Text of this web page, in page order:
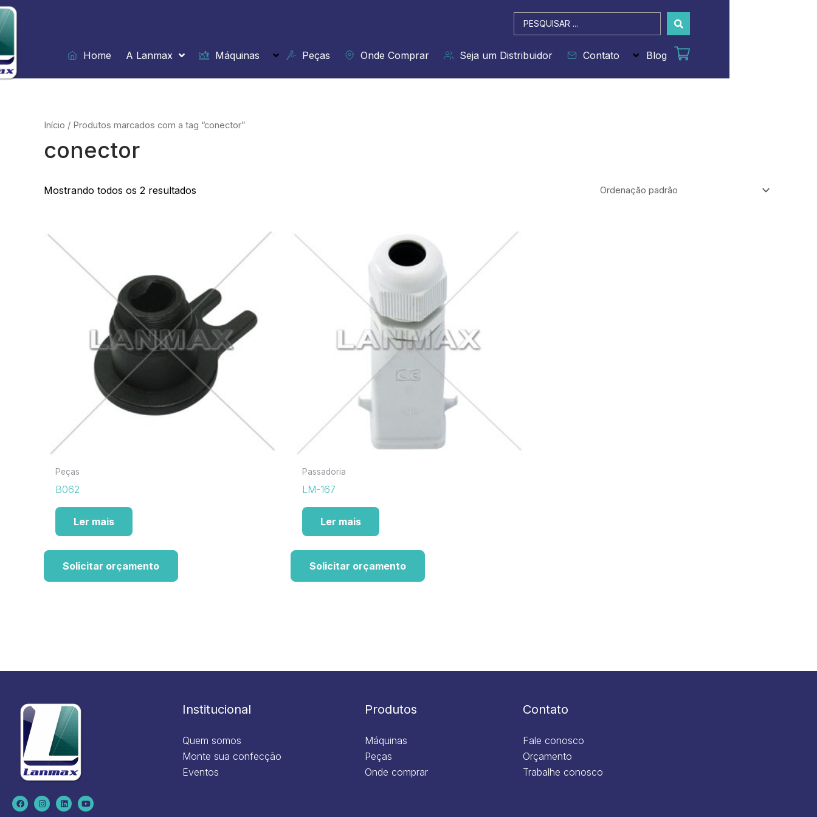
Ir
para
o
conteúdo
Pesquisar
...
Home
A Lanmax Máquinas Peças Onde Comprar Seja um Distribuidor Contato Blog
Início / Produtos marcados com a tag “conector”
conector
Mostrando todos os 2 resultados
Peças
B062
Ler mais
Solicitar orçamento
Passadoria
LM-167
Ler mais
Solicitar orçamento
F
a
c
I
n
s
L
i
n
Y
o
u
Institucional
Quem somos
Monte sua confecção
Eventos
Produtos
Máquinas
Peças
Onde comprar
Contato
Fale conosco
Orçamento
Trabalhe conosco